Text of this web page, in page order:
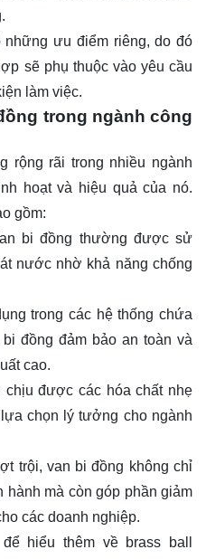
ưu điểm riêng, do đó
sẽ phụ thuộc vào yêu cầu
làm việc.
trong ngành công
rộng rãi trong nhiều ngành
hoạt và hiệu quả của nó.
gồm:
bi đồng thường được sử
nước nhờ khả năng chống
trong các hệ thống chứa
đồng đảm bảo an toàn và
cao.
chịu được các hóa chất nhẹ
chọn lý tưởng cho ngành
trội, van bi đồng không chỉ
mà còn góp phần giảm
các doanh nghiệp.
hiểu thêm về brass ball